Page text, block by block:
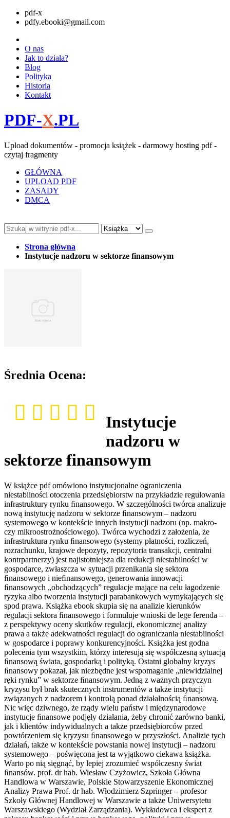
pdf-x
pdfy.ebooki@gmail.com
O nas
Jak to działa?
Blog
Polityka
Historia
Kontakt
PDF-X.PL
Upload dokumentów - promocja książek - darmowy hosting pdf -
czytaj fragmenty
GŁÓWNA
UPLOAD PDF
ZASADY
DMCA
Strona główna
Instytucje nadzoru w sektorze finansowym
Średnia Ocena:
Instytucje
nadzoru w
sektorze finansowym
W książce pdf omówiono instytucjonalne ograniczenia
niestabilności otoczenia przedsiębiorstw na przykładzie regulowania
infrastruktury rynku ﬁnansowego. W szczególności twórca analizuje
nową instytucję nadzoru w sektorze ﬁnansowym – nadzoru
systemowego w kontekście innych instytucji nadzoru (np. makro-
czy mikroostrożnościowego). Twórca wychodzi z założenia, że
infrastruktura rynku ﬁnansowego (systemy płatności, rozliczeń,
rozrachunku, krajowe depozyty, repozytoria transakcji, centralni
kontrpartnerzy) jest najistotniejsza dla redukcji niestabilności w
gospodarce, zwłaszcza w sytuacji przenikania się sektora
ﬁnansowego i nieﬁnansowego, generowania innowacji
ﬁnansowych „obchodzących” regulacje mające na celu łagodzenie
ryzyka albo tworzenia instytucji parabankowych wymykających się
spod prawa. Książka ebook skupia się na analizie kierunków
regulacji sektora ﬁnansowego i formułuje wnioski de lege ferenda –
z perspektywy oceny skutków regulacji, ekonomicznej analizy
prawa a także adekwatności regulacji do ograniczania niestabilności
w gospodarce i poprawy konkurencyjności. Książka jest godna
polecenia tym wszystkim, którzy interesują się współczesną sytuacją
ﬁnansową świata, gospodarką i polityką. Ostatni globalny kryzys
ﬁnansowy pokazał, jak niezbędne jest wspomaganie „niewidzialnej
ręki rynku” w sektorze ﬁnansowym. Jedną z ważnych przyczyn
kryzysu był brak skutecznych instrumentów a także instytucji
związanych z nadzorem i kontrolą ponad działalnością ﬁnansową.
Nic więc dziwnego, że rządy wielu państw i międzynarodowe
instytucje ﬁnansowe podjęły działania, żeby chronić zarówno banki,
jak i klientów indywidualnych a także przedsiębiorców przed
powtórzeniem się kryzysu ﬁnansowego w przyszłości. Analizie tych
działań, także w kontekście powstania nowej instytucji – nadzoru
systemowego – poświęcona jest ta wyjątkowo ciekawa książka.
Warto po nią sięgnąć, by lepiej zrozumieć współczesny świat
ﬁnansów. prof. dr hab. Wiesław Czyżowicz, Szkoła Główna
Handlowa w Warszawie, Polskie Stowarzyszenie Ekonomicznej
Analizy Prawa Prof. dr hab. Włodzimierz Szpringer – profesor
Szkoły Głównej Handlowej w Warszawie a także Uniwersytetu
Warszawskiego (Wydział Zarządzania). Wykładowca i ekspert z